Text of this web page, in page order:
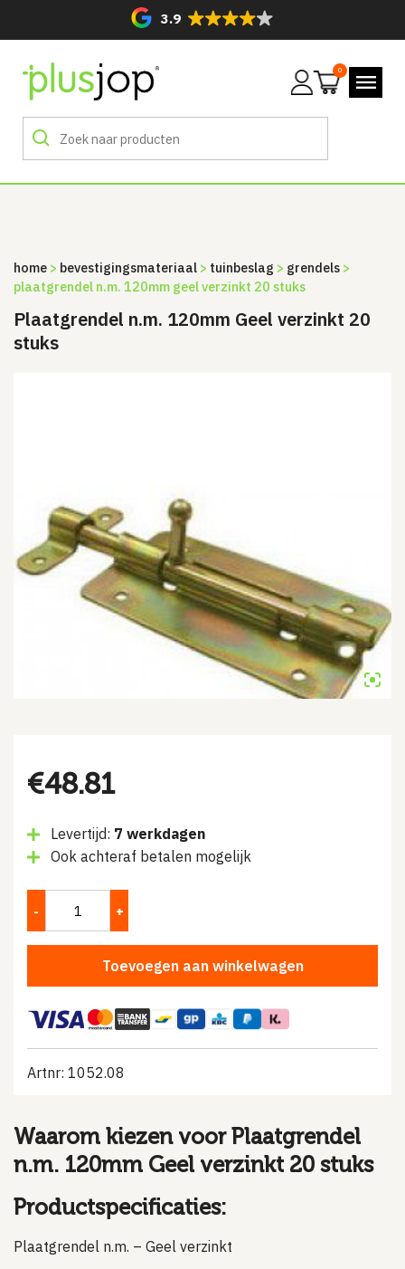
3.9
Mijn
0
home > bevestigingsmateriaal > tuinbeslag > grendels >
plaatgrendel n.m. 120mm geel verzinkt 20 stuks
Plaatgrendel n.m. 120mm Geel verzinkt 20
stuks
€48.81
Levertijd: 7 werkdagen
Ook achteraf betalen mogelijk
Toevoegen aan winkelwagen
Artnr: 1052.08
Waarom kiezen voor Plaatgrendel
n.m. 120mm Geel verzinkt 20 stuks
Productspecificaties:
Plaatgrendel n.m. – Geel verzinkt